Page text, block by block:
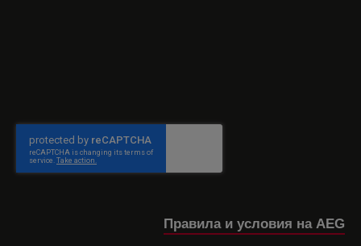
Правила и условия на AEG